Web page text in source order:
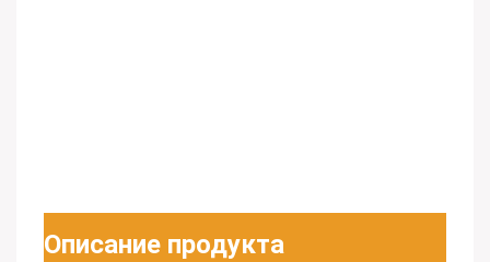
Описание продукта